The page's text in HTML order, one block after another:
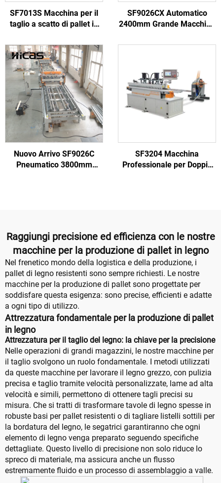
SF7013S Macchina per il
taglio a scatto di pallet in
automatica ad alta
produttività
SF9026CX Automatico
2400mm Grande Macchina
Pallet Americani in Legno
Nuovo Arrivo SF9026C
Pneumatico 3800mm
SF3204 Macchina
Professionale per Doppio
Raggiungi precisione ed efficienza con le nostre
macchine per la produzione di pallet in legno
Nel frenetico mondo della logistica e della produzione, i
pallet di legno resistenti sono sempre richiesti. Le nostre
macchine per la produzione di pallet sono progettate per
soddisfare questa esigenza: sono precise, efficienti e adatte
a ogni tipo di utilizzo.
Attrezzatura fondamentale per la produzione di pallet
in legno
Attrezzatura per il taglio del legno: la chiave per la precisione
Nelle operazioni di grandi magazzini, le nostre macchine per
il taglio svolgono un ruolo fondamentale. I metodi utilizzati
da queste macchine per lavorare il legno grezzo, con pulizia
precisa e taglio tramite velocità personalizzate, lame ad alta
velocità e simili, permettono di ottenere tagli precisi su
misura. Che si tratti di trasformare tavole di legno spesse in
robuste basi per pallet resistenti o di tagliare listelli sottili per
la bordatura del legno, le segatrici garantiranno che ogni
elemento di legno venga preparato seguendo specifiche
dettagliate. Questo livello di precisione non solo riduce lo
spreco di materiale, ma assicura anche un flusso
estremamente fluido e un processo di assemblaggio a valle.